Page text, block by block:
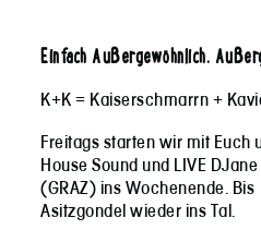
Einfach Außergewöhnlich.
K+K = Kaiserschmarrn +
Freitags starten wir mit Euch
House Sound und LIVE
(GRAZ) ins Wochenende.
Asitzgondel wieder ins Tal.